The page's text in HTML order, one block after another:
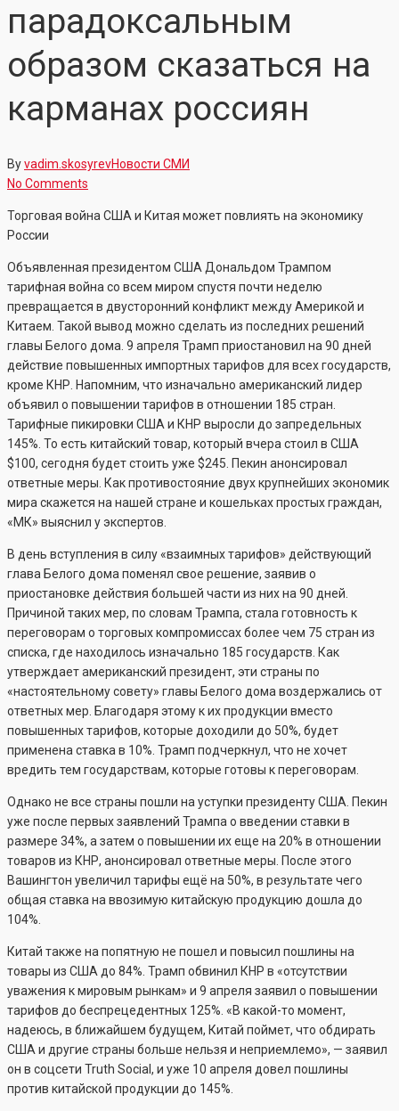
парадоксальным
образом сказаться на
карманах россиян
Byvadim.skosyrevНовости СМИ
No Comments
Торговая война США и Китая может повлиять на экономику
России
Объявленная президентом США Дональдом Трампом
тарифная война со всем миром спустя почти неделю
превращается в двусторонний конфликт между Америкой и
Китаем. Такой вывод можно сделать из последних решений
главы Белого дома. 9 апреля Трамп приостановил на 90 дней
действие повышенных импортных тарифов для всех государств,
кроме КНР. Напомним, что изначально американский лидер
объявил о повышении тарифов в отношении 185 стран.
Тарифные пикировки США и КНР выросли до запредельных
145%. То есть китайский товар, который вчера стоил в США
$100, сегодня будет стоить уже $245. Пекин анонсировал
ответные меры. Как противостояние двух крупнейших экономик
мира скажется на нашей стране и кошельках простых граждан,
«МК» выяснил у экспертов.
В день вступления в силу «взаимных тарифов» действующий
глава Белого дома поменял свое решение, заявив о
приостановке действия большей части из них на 90 дней.
Причиной таких мер, по словам Трампа, стала готовность к
переговорам о торговых компромиссах более чем 75 стран из
списка, где находилось изначально 185 государств. Как
утверждает американский президент, эти страны по
«настоятельному совету» главы Белого дома воздержались от
ответных мер. Благодаря этому к их продукции вместо
повышенных тарифов, которые доходили до 50%, будет
применена ставка в 10%. Трамп подчеркнул, что не хочет
вредить тем государствам, которые готовы к переговорам.
Однако не все страны пошли на уступки президенту США. Пекин
уже после первых заявлений Трампа о введении ставки в
размере 34%, а затем о повышении их еще на 20% в отношении
товаров из КНР, анонсировал ответные меры. После этого
Вашингтон увеличил тарифы ещё на 50%, в результате чего
общая ставка на ввозимую китайскую продукцию дошла до
104%.
Китай также на попятную не пошел и повысил пошлины на
товары из США до 84%. Трамп обвинил КНР в «отсутствии
уважения к мировым рынкам» и 9 апреля заявил о повышении
тарифов до беспрецедентных 125%. «В какой-то момент,
надеюсь, в ближайшем будущем, Китай поймет, что обдирать
США и другие страны больше нельзя и неприемлемо», — заявил
он в соцсети Truth Social, и уже 10 апреля довел пошлины
против китайской продукции до 145%.